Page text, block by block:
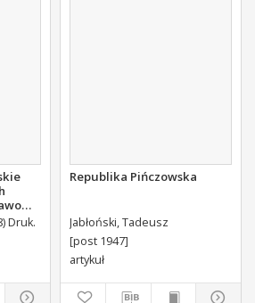
Druk.
Republika Pińczowska
Jabłoński, Tadeusz
[post 1947]
artykuł